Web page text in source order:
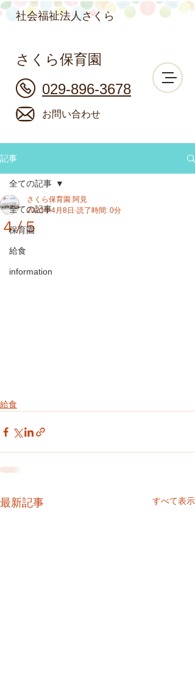
さくら保育園
029-896-3678
お問い合わせ
社会福祉法人さくら
記事
全ての記事
保育園
給食
information
全ての記事
４/５
さくら保育園 阿見
2023年4月8日 読了時間: 0分
給食
最新記事 すべて表示